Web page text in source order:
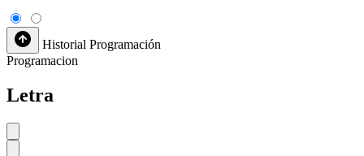
Historial Programación
Programacion
Letra